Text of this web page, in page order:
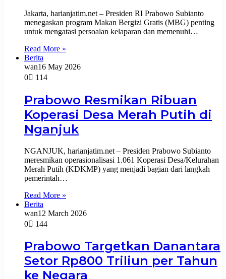
Jakarta, harianjatim.net – Presiden RI Prabowo Subianto
menegaskan program Makan Bergizi Gratis (MBG) penting
untuk mengatasi persoalan kelaparan dan memenuhi…
Read More »
Berita
wan16 May 2026
0
114
Prabowo Resmikan Ribuan
Koperasi Desa Merah Putih di
Nganjuk
NGANJUK, harianjatim.net – Presiden Prabowo Subianto
meresmikan operasionalisasi 1.061 Koperasi Desa/Kelurahan
Merah Putih (KDKMP) yang menjadi bagian dari langkah
pemerintah…
Read More »
Berita
wan12 March 2026
0
144
Prabowo Targetkan Danantara
Setor Rp800 Triliun per Tahun
ke Negara